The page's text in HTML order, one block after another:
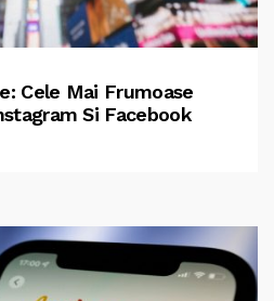
Cele Mai Frumoase
Si Facebook